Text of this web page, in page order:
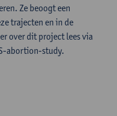
Ze beoogt een
trajecten en in de
over dit project lees via
abortion-study.